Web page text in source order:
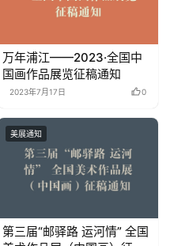
万年浦江——2023·全国中
国画作品展览征稿通知
2023年7月17日 0
美展通知
第三届“邮驿路 运河情” 全国